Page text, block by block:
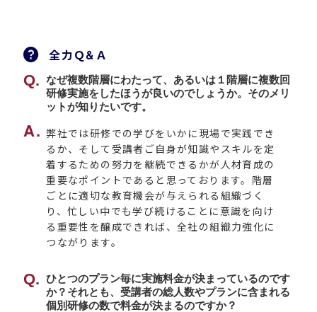
全力Ｑ&Ａ
なぜ複数階層にわたって、あるいは１階層に複数回
研修実施をしたほうが良いのでしょうか。そのメリ
ットが知りたいです。
弊社では研修での学びをいかに現場で実践でき
るか、そして受講者ご自身が知識やスキルを定
着するための努力を継続できるかが人材育成の
重要なポイントであると思っております。階層
ごとに適切な教育機会が与えられる組織づく
り、忙しい中でも学び続けることに意識を向け
る重要性を醸成できれば、全社の組織力強化に
つながります。
ひとつのプラン毎に実施料金が決まっているのです
か？それとも、受講者の総人数やプランに含まれる
個別研修の数で料金が決まるのですか？